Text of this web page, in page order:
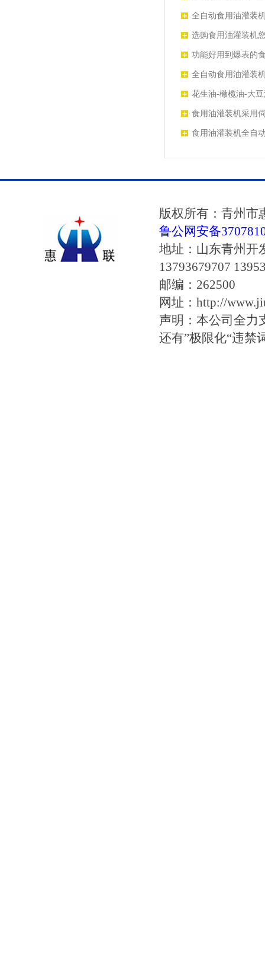
电传感投资少、自
全自动食用油灌装
粘稠度液体的自动
选购食用油灌装机
家提醒
功能好用到爆表的
全自动食用油灌装
让我们生活更美好
花生油-橄榄油-大
设发挥着不可替代
食用油灌装机采用
原理灌装范围广
食用油灌装机全自
版权所有：青州
鲁公网安备
地址：山东青州
13793679707
邮编：262500
网址：http://
声明：本公司全力
还有”极限化“违禁